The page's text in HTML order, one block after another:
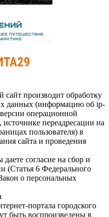
производит обработку
данных (информацию об ip-
операционной
переадресации на
пользователя) в
сайта и проведения
согласие на сбор и
(Статья 6 Федерального
о персональных
портала городского
быть воспроизведены в